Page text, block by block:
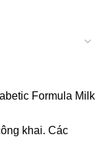
Formula Milk
khai. Các